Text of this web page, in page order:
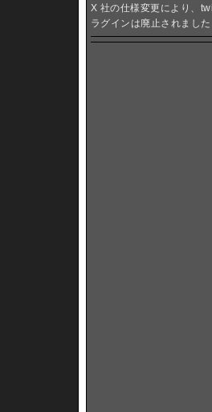
X 社の仕様変更により、
ラグインは廃止されました